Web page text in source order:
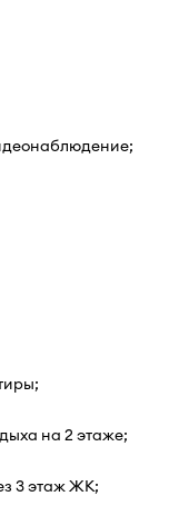
на 2 этаже;
3 этаж ЖК;